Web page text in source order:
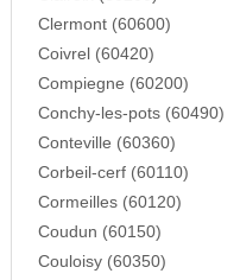
Clermont (60600)
Coivrel (60420)
Compiegne (60200)
Conchy-les-pots (60490)
Conteville (60360)
Corbeil-cerf (60110)
Cormeilles (60120)
Coudun (60150)
Couloisy (60350)